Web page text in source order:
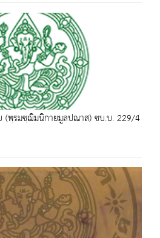
พฺรมชฺฌิมนิกายมูลปณาส) ชบ.บ. 229/4